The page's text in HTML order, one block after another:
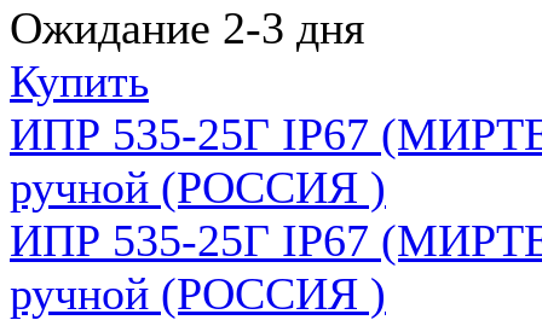
Ожидание 2-3 дня
Купить
ИПР 535-25Г IP67
ручной (РОССИЯ )
ИПР 535-25Г IP67
ручной (РОССИЯ )